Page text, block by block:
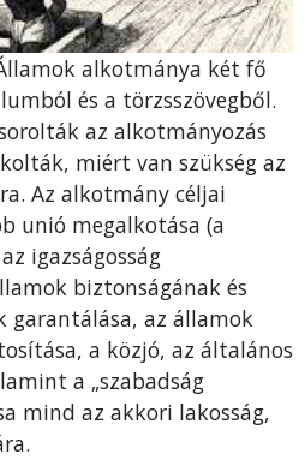
alkotmánya két fő
és a törzsszövegből.
az alkotmányozás
miért van szükség az
Az alkotmány céljai
unió megalkotása (a
igazságosság
biztonságának és
garantálása, az államok
a közjó, az általános
a „szabadság
mind az akkori lakosság,